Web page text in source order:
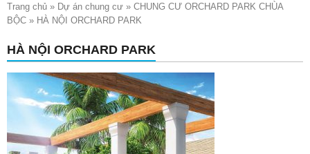
Trang chủ » Dự án chung cư » CHUNG CƯ ORCHARD PARK CHÙA
BỘC » HÀ NỘI ORCHARD PARK
HÀ NỘI ORCHARD PARK